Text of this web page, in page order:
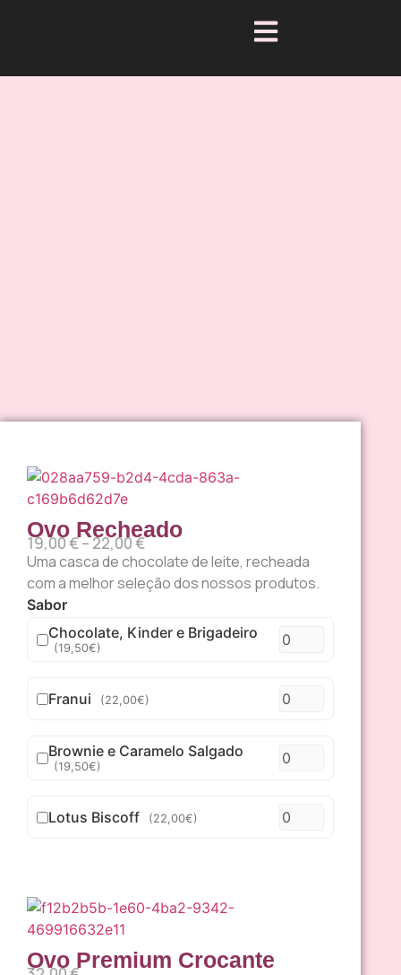
Ovo Recheado
19,00€–22,00€
Uma casca de chocolate de leite, recheada
com a melhor seleção dos nossos produtos.
Sabor
Chocolate, Kinder e Brigadeiro
(19,50€)
Franui (22,00€)
Brownie e Caramelo Salgado
(19,50€)
Lotus Biscoff (22,00€)
Ovo Premium Crocante